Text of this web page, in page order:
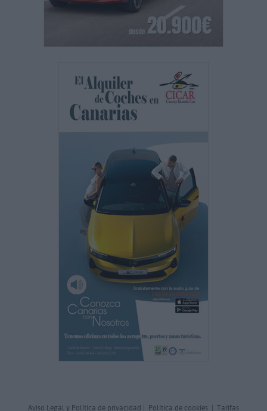
Aviso Legal y Política de privacidad | Política de cookies | Tarifas